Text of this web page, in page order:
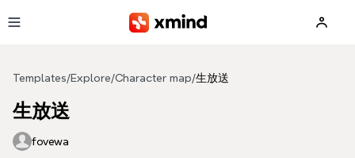
Templates/Explore/Character map/生放送
生放送
fovewa